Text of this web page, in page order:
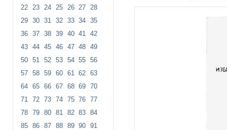
22
23 24 25 26 27
28
29 30 31 32 33 34
35
36 37 38 39 40 41
42
43 44 45 46 47 48
49
50 51 52 53 54 55
56
57 58 59 60 61 62
63
64 65 66 67 68 69
70
71
72 73 74 75 76
77
78 79 80 81 82 83
84
85 86 87 88 89 90 91